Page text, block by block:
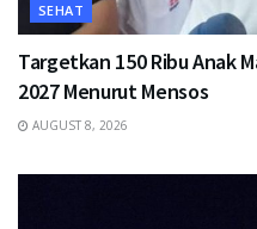
SEHAT
Targetkan 150 Ribu Anak
2027 Menurut Mensos
AUGUST 8, 2026